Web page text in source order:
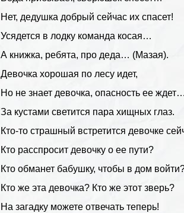
Нет, дедушка добрый сейчас их спасет!
Усядется в лодку команда косая…
А книжка, ребята, про деда… (Мазая).
Девочка хорошая по лесу идет,
Но не знает девочка, опасность ее
За кустами светится пара хищных глаз.
Кто-то страшный встретится девочке
Кто расспросит девочку о ее пути?
Кто обманет бабушку, чтобы в дом
Кто же эта девочка? Кто же этот зверь?
На загадку можете отвечать теперь!